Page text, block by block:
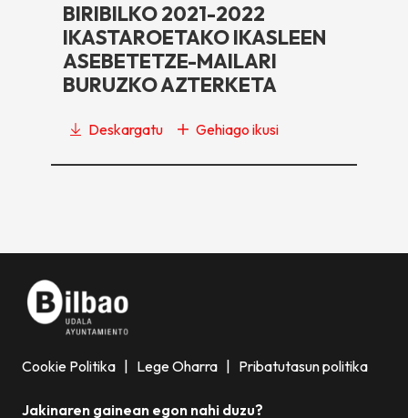
BIRIBILKO 2021-2022
IKASTAROETAKO IKASLEEN
ASEBETETZE-MAILARI
BURUZKO AZTERKETA
Deskargatu Gehiago ikusi
Cookie Politika | Lege Oharra | Pribatutasun politika
Jakinaren gainean egon nahi duzu?